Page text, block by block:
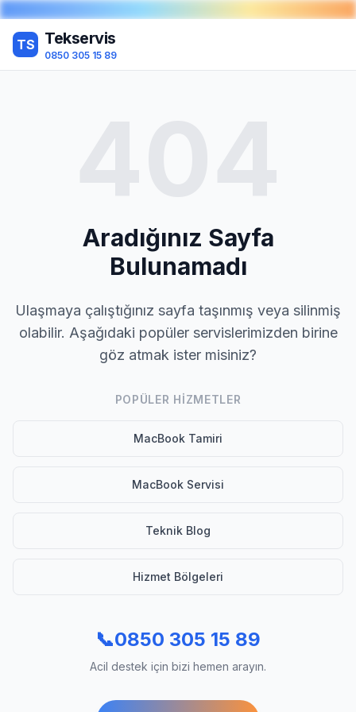
TS Tekservis
0850 305 15 89
Aradığınız Sayfa
Bulunamadı
Ulaşmaya çalıştığınız sayfa taşınmış veya silinmiş
olabilir. Aşağıdaki popüler servislerimizden birine
göz atmak ister misiniz?
POPÜLER HIZMETLER
MacBook Tamiri
MacBook Servisi
Teknik Blog
Hizmet Bölgeleri
📞0850 305 15 89
Acil destek için bizi hemen arayın.